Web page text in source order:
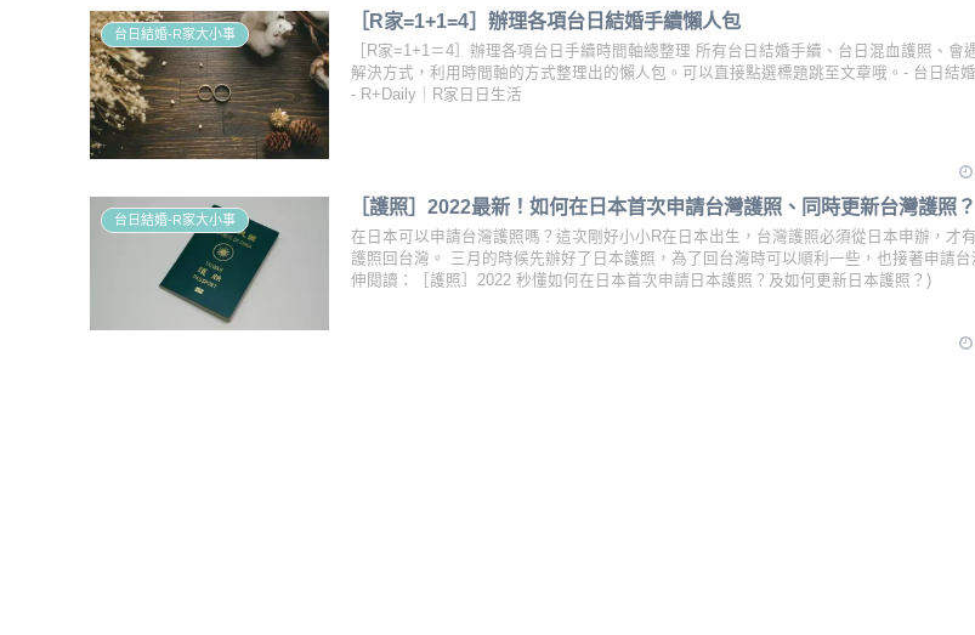
台日結婚-R家大小事
［R家=1+1=4］辦理各項台日結婚手續懶人包
［R家=1+1＝4］辦理各項台日手續時間軸總整理 所有台日結婚手續、台日混血護照、會
解決方式，利用時間軸的方式整理出的懶人包。可以直接點選標題跳至文章哦。- 台日結
- R+Daily｜R家日日生活
台日結婚-R家大小事
［護照］2022最新！如何在日本首次申請台灣護照、同時更新台灣護照？
在日本可以申請台灣護照嗎？這次剛好小小R在日本出生，台灣護照必須從日本申辦，才
護照回台灣。 三月的時候先辦好了日本護照，為了回台灣時可以順利一些，也接著申請台
伸閱讀：［護照］2022 秒懂如何在日本首次申請日本護照？及如何更新日本護照？)